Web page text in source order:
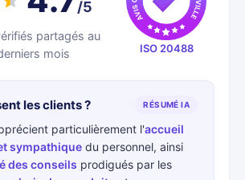
/5
partagés au
mois
ISO 20488
les clients ? RÉSUMÉ IA
particulièrement l'accueil
sympathique du personnel, ainsi
des conseils prodigués par les